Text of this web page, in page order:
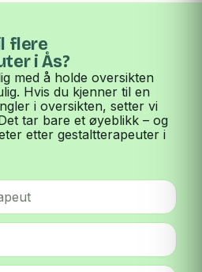
flere
i Ås?
med å holde oversikten
Hvis du kjenner til en
i oversikten, setter vi
tar bare et øyeblikk – og
etter gestaltterapeuter i